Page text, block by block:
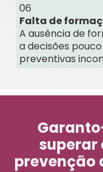
06
Falta de
A ausência de
a decisões
preventivas
superar
prevenção